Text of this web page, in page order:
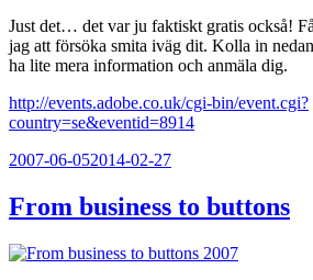
Just det… det var ju faktiskt gratis också!
jag att försöka smita iväg dit. Kolla in
ha lite mera information och anmäla dig.
http://events.adobe.co.uk/cgi-bin/event.cgi?
country=se&eventid=8914
Publicerat
2007-06-052014-02-27
From business to buttons